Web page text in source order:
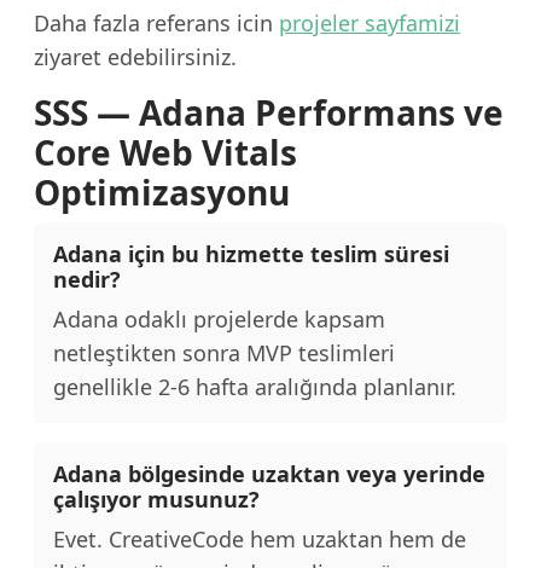
Daha fazla referans icin projeler sayfamizi
ziyaret edebilirsiniz.
SSS — Adana Performans ve
Core Web Vitals
Optimizasyonu
Adana için bu hizmette teslim süresi
nedir?
Adana odaklı projelerde kapsam
netleştikten sonra MVP teslimleri
genellikle 2-6 hafta aralığında planlanır.
Adana bölgesinde uzaktan veya yerinde
çalışıyor musunuz?
Evet. CreativeCode hem uzaktan hem de